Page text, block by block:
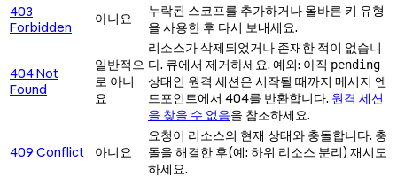
403
Forbidden
아니요
누락된 스코프를 추가하거나 올바른 키 유형
을 사용한 후 다시 보내세요.
404 Not
Found
일반적으
로 아니
요
리소스가 삭제되었거나 존재한 적이 없습니
다. 큐에서 제거하세요. 예외: 아직 pending
상태인 원격 세션은 시작될 때까지 메시지 엔
드포인트에서 404를 반환합니다. 원격 세션
을 찾을 수 없음을 참조하세요.
409 Conflict 아니요
요청이 리소스의 현재 상태와 충돌합니다. 충
돌을 해결한 후(예: 하위 리소스 분리) 재시도
하세요.